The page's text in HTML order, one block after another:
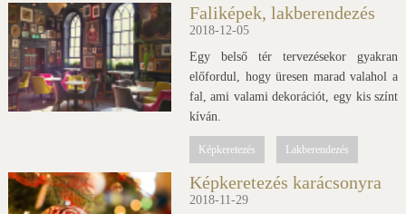
Faliképek, lakberendezés
2018-12-05
Egy belső tér tervezésekor gyakran
előfordul, hogy üresen marad valahol a
fal, ami valami dekorációt, egy kis színt
kíván.
Képkeretezés Lakberendezés
Képkeretezés karácsonyra
2018-11-29